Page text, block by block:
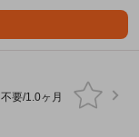
不要/1.0ヶ月